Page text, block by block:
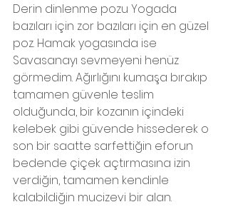
Derin dinlenme pozu Yogada
bazıları için zor bazıları için en güzel
poz. Hamak yogasında ise
Savasanayı sevmeyeni henüz
görmedim. Ağırlığını kumaşa bırakıp
tamamen güvenle teslim
olduğunda, bir kozanın içindeki
kelebek gibi güvende hissederek o
son bir saatte sarfettiğin eforun
bedende çiçek açtırmasına izin
verdiğin, tamamen kendinle
kalabildiğin mucizevi bir alan.